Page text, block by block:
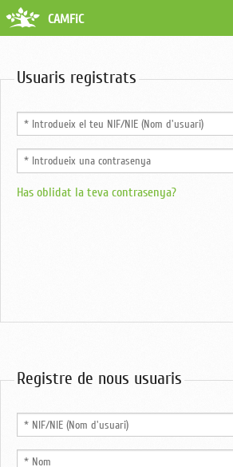
Fes-te soci
Borsa de treball
Ciutadans
Biblioteca
Grups i Vocalies
CAMFiC
Usuaris registrats
Has oblidat la teva contrasenya?
Registre de nous usuaris